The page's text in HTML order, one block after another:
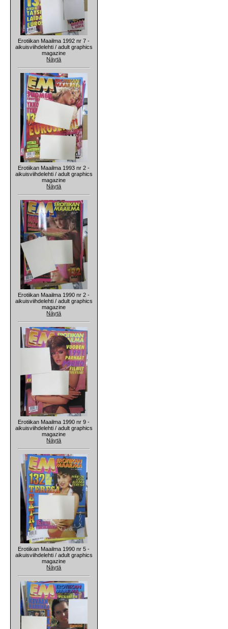
Erotiikan Maailma 1992 nr 7 -
aikuisviihdelehti / adult graphics
magazine
Näytä
Erotiikan Maailma 1993 nr 2 -
aikuisviihdelehti / adult graphics
magazine
Näytä
Erotiikan Maailma 1990 nr 2 -
aikuisviihdelehti / adult graphics
magazine
Näytä
Erotiikan Maailma 1990 nr 9 -
aikuisviihdelehti / adult graphics
magazine
Näytä
Erotiikan Maailma 1990 nr 5 -
aikuisviihdelehti / adult graphics
magazine
Näytä